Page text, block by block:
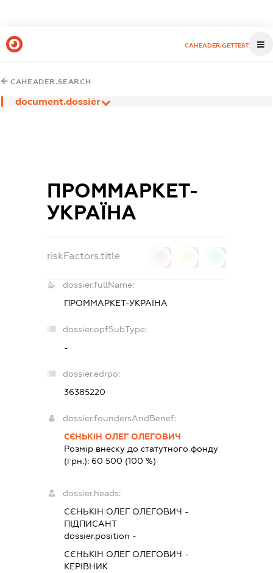
CAHEADER.GETTEST
CAHEADER.SEARCH
document.dossier
ПРОММАРКЕТ-
УКРАЇНА
riskFactors.title
dossier.fullName:
ПРОММАРКЕТ-УКРАЇНА
dossier.opfSubType:
-
dossier.edrpo:
36385220
dossier.foundersAndBenef:
СЄНЬКІН ОЛЕГ ОЛЕГОВИЧ
Розмір внеску до статутного фонду
(грн.): 60 500 (100 %)
dossier.heads:
СЄНЬКІН ОЛЕГ ОЛЕГОВИЧ -
ПІДПИСАНТ
dossier.position -
СЄНЬКІН ОЛЕГ ОЛЕГОВИЧ -
КЕРІВНИК